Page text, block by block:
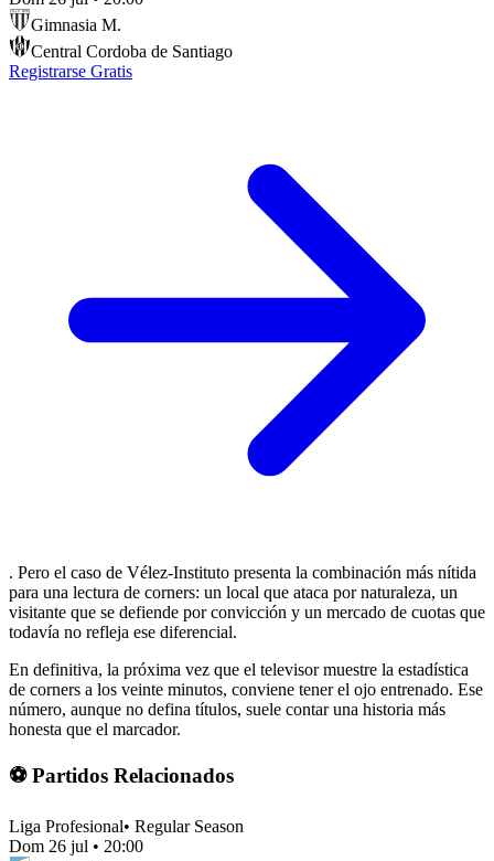
Gimnasia M.
Central Cordoba de Santiago
Registrarse Gratis
. Pero el caso de Vélez-Instituto presenta la combinación más nítida
para una lectura de corners: un local que ataca por naturaleza, un
visitante que se defiende por convicción y un mercado de cuotas que
todavía no refleja ese diferencial.
En definitiva, la próxima vez que el televisor muestre la estadística
de corners a los veinte minutos, conviene tener el ojo entrenado. Ese
número, aunque no defina títulos, suele contar una historia más
honesta que el marcador.
⚽ Partidos Relacionados
Liga Profesional• Regular Season
Dom 26 jul • 20:00